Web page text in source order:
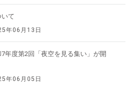
て
年06月13日
7年度第2回「夜空を見る集い」が開
年06月05日